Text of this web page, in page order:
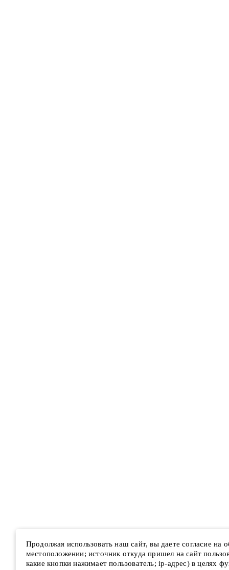
Продолжая использовать наш сайт, вы даете согласие на
местоположении; источник откуда пришел на сайт
какие кнопки нажимает пользователь; ip-адрес) в целях